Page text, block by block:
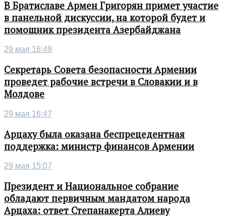
В Братиславе Армен Григорян примет участие
в панельной дискуссии, на которой будет и
помощник президента Азербайджана
29 мая 16:49
Секретарь Совета безопасности Армении
проведет рабочие встречи в Словакии и в
Молдове
29 мая 16:47
Арцаху была оказана беспрецедентная
поддержка: министр финансов Армении
29 мая 15:07
Президент и Национальное собрание
обладают первичным мандатом народа
Арцаха: ответ Степанакерта Алиеву